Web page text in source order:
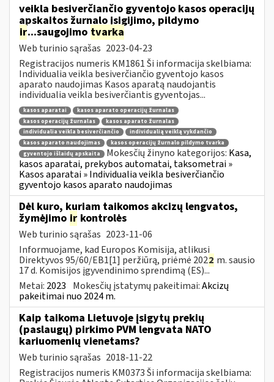
veikla besiverčiančio gyventojo kasos operacijų
apskaitos žurnalo įsigijimo, pildymo
ir...saugojimo tvarka
Web turinio sąrašas 2023-04-23
Registracijos numeris KM1861 Ši informacija skelbiama:
Individualia veikla besiverčiančio gyventojo kasos
aparato naudojimas Kasos aparatą naudojantis
individualia veikla besiverčiantis gyventojas...
kasos aparatai
kasos aparato operacijų žurnalas
kasos operacijų žurnalas
kasos aparato žurnalas
individualia veikla besiverčiančio
individualią veiklą vykdančio
kasos aparato naudojimas
kasos operacijų žurnalo pildymo tvarka
gyventojo išlaidų apskaita
Mokesčių žinyno kategorijos: Kasa,
kasos aparatai, prekybos automatai, taksometrai »
Kasos aparatai » Individualia veikla besiverčiančio
gyventojo kasos aparato naudojimas
Dėl kuro, kuriam taikomos akcizų lengvatos,
žymėjimo ir kontrolės
Web turinio sąrašas 2023-11-06
Informuojame, kad Europos Komisija, atlikusi
Direktyvos 95/60/EB1[1] peržiūrą, priėmė 2022 m. sausio
17 d. Komisijos įgyvendinimo sprendimą (ES)...
Metai: 2023 Mokesčių įstatymų pakeitimai:Akcizų
pakeitimai nuo 2024 m.
Kaip taikoma Lietuvoje įsigytų prekių
(paslaugų) pirkimo PVM lengvata NATO
kariuomenių vienetams?
Web turinio sąrašas 2018-11-22
Registracijos numeris KM0373 Ši informacija skelbiama: